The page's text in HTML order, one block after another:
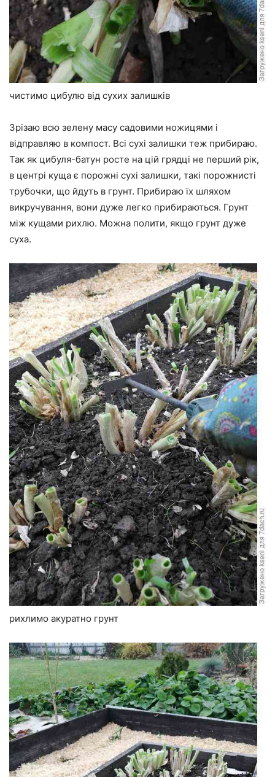
чистимо цибулю від сухих залишків
Зрізаю всю зелену масу садовими ножицями і
відправляю в компост. Всі сухі залишки теж прибираю.
Так як цибуля-батун росте на цій грядці не перший рік,
в центрі куща є порожні сухі залишки, такі порожнисті
трубочки, що йдуть в грунт. Прибираю їх шляхом
викручування, вони дуже легко прибираються. Грунт
між кущами рихлю. Можна полити, якщо грунт дуже
суха.
рихлимо акуратно грунт